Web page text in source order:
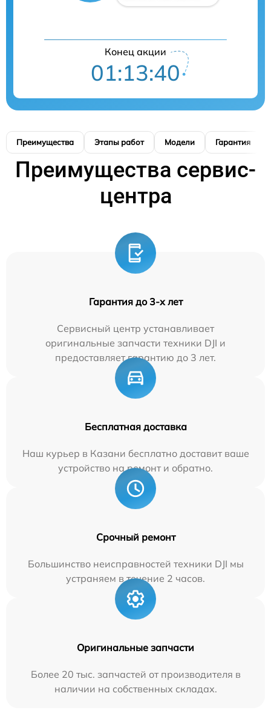
Конец акции
01:13:40
Преимущества Этапы работ Модели Гарантия
Преимущества сервис-
центра
Гарантия до 3-х лет
Сервисный центр устанавливает
оригинальные запчасти техники DJI и
предоставляет гарантию до 3 лет.
Бесплатная доставка
Наш курьер в Казани бесплатно доставит ваше
устройство на ремонт и обратно.
Срочный ремонт
Большинство неисправностей техники DJI мы
устраняем в течение 2 часов.
Оригинальные запчасти
Более 20 тыс. запчастей от производителя в
наличии на собственных складах.